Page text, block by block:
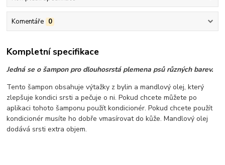
Komentáře 0
Kompletní specifikace
Jedná se o šampon pro dlouhosrstá plemena psů různých barev.
Tento šampon obsahuje výtažky z bylin a mandlový olej, který
zlepšuje kondici srsti a pečuje o ni. Pokud chcete můžete po
aplikaci tohoto šamponu použít kondicionér. Pokud chcete použít
kondicionér musíte ho dobře vmasírovat do kůže. Mandlový olej
dodává srsti extra objem.